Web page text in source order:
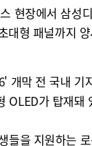
현장에서 삼성
대형 패널까지
개막 전 국내
OLED가 탑재
들을 지원하는